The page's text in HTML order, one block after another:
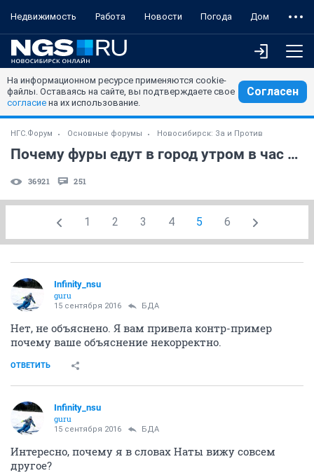
Недвижимость Работа Новости Погода Дом
На информационном ресурсе применяются cookie-
файлы. Оставаясь на сайте, вы подтверждаете свое
согласие на их использование.
Согласен
НГС.Форум Основные форумы Новосибирск: За и Против
Почему фуры едут в город утром в час пик?
36921 251
1 2 3 4 5 6
Infinity_nsu
guru
15 сентября 2016 БДА
Нет, не объяснено. Я вам привела контр-пример
почему ваше объяснение некорректно.
ОТВЕТИТЬ
Infinity_nsu
guru
15 сентября 2016 БДА
Интересно, почему я в словах Наты вижу совсем
другое?